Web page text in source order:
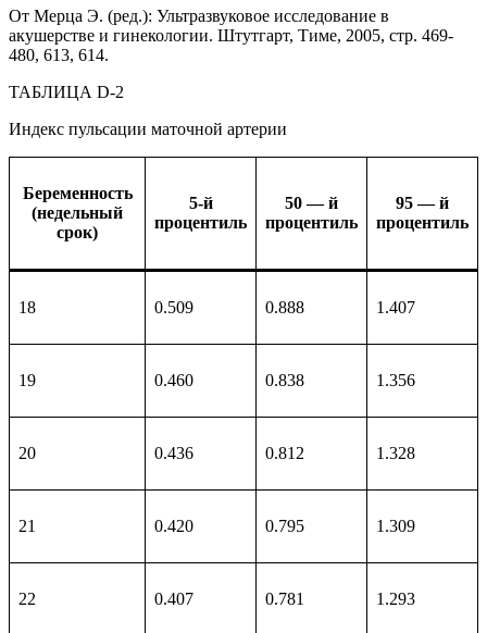
От Мерца Э. (ред.): Ультразвуковое исследование в
акушерстве и гинекологии. Штутгарт, Тиме, 2005, стр. 469-
480, 613, 614.
ТАБЛИЦА D-2
Индекс пульсации маточной артерии
Беременность
(недельный
срок)
5-й
процентиль
50 — й
процентиль
95 — й
процентиль
18 0.509 0.888 1.407
19 0.460 0.838 1.356
20 0.436 0.812 1.328
21 0.420 0.795 1.309
22 0.407 0.781 1.293